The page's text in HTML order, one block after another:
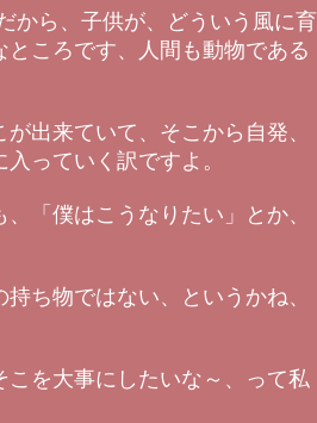
から、子供が、どういう風に育
ころです、人間も動物である
出来ていて、そこから自発、
っていく訳ですよ。
「僕はこうなりたい」とか、
ち物ではない、というかね、
を大事にしたいな～、って私